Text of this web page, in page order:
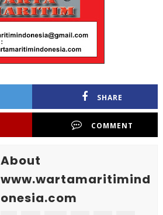
SHARE
COMMENT
About
www.wartamaritimind
onesia.com